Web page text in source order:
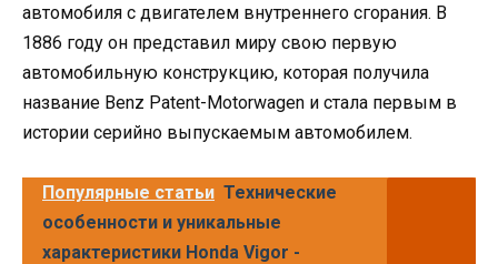
автомобиля с двигателем внутреннего сгорания. В
1886 году он представил миру свою первую
автомобильную конструкцию, которая получила
название Benz Patent-Motorwagen и стала первым в
истории серийно выпускаемым автомобилем.
Популярные статьи Технические
особенности и уникальные
характеристики Honda Vigor -